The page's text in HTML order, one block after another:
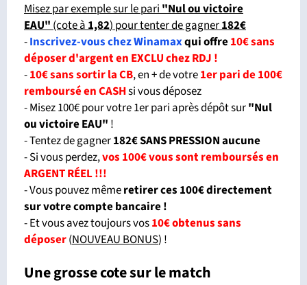
Misez par exemple sur le pari"Nul ou victoire
EAU"(cote à1,82) pour tenter de gagner182€
-Inscrivez-vous chez Winamaxqui offre10€ sans
déposer d'argent en EXCLU chez RDJ !
-10€ sans sortir la CB, en + de votre1er pari de 100€
remboursé en CASHsi vous déposez
- Misez 100€ pour votre 1er pari après dépôt sur"Nul
ou victoire EAU" !
- Tentez de gagner182€ SANS PRESSION aucune
- Si vous perdez,vos 100€ vous sont remboursés en
ARGENT RÉEL !!!
- Vous pouvez mêmeretirer ces 100€ directement
sur votre compte bancaire !
- Et vous avez toujours vos10€ obtenus sans
déposer(NOUVEAU BONUS) !
Une grosse cote sur le match